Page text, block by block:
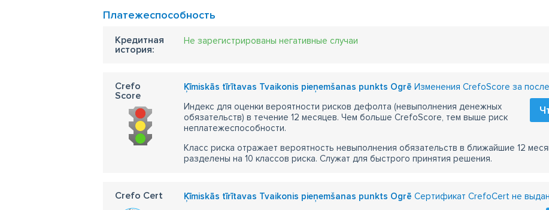
Платежеспособность
Кредитная
история:
Не зарегистрированы негативные случаи
Crefo
Score
Ķīmiskās tīrītavas Tvaikonis pieņemšanas punkts Ogrē Изменения CrefoScore за
Индекс для оценки вероятности рисков дефолта (невыполнения денежных
обязательств) в течение 12 месяцев. Чем больше CrefoScore, тем выше риск
неплатежеспособности.
Класс риска отражает вероятность невыполнения обязательств в ближайшие 12
разделены на 10 классов риска. Служат для быстрого принятия решения.
Crefo Cert Ķīmiskās tīrītavas Tvaikonis pieņemšanas punkts Ogrē Сертификат CrefoCert не выдан